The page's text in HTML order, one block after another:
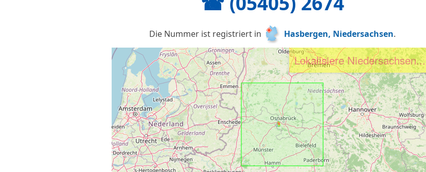
Die Nummer ist registriert in Hasbergen, Niedersachsen.
Lokalisiere Hasbergen, NI...